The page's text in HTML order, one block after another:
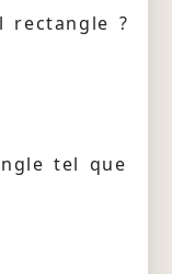
rectangle ?
tel que